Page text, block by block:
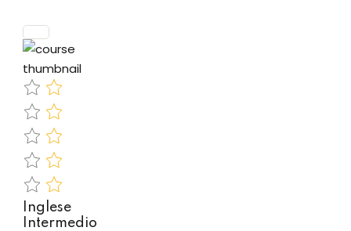
PROGRAMMA
Grammatica•
Alfabeto
tedesco
(dittonghi e
Umlaut)•
l’articolo
determinativo
e…
Inglese
Intermedio